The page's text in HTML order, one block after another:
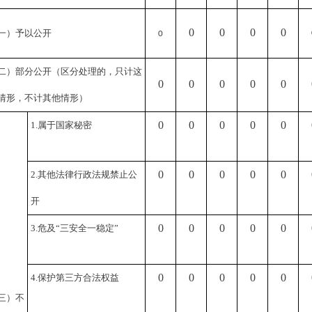
）予以公开 0 0 0 0 0
）部分公开（区分处理的，只计这
形，不计其他情形）
0 0 0 0 0
）不
1.属于国家秘密 0 0 0 0 0
2.其他法律行政法规禁止公
开
0 0 0 0 0
3.危及“三安全一稳定” 0 0 0 0 0
4.保护第三方合法权益 0 0 0 0 0